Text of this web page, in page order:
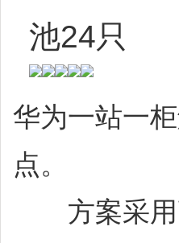
池24只
华为一站一
点。
方案采用